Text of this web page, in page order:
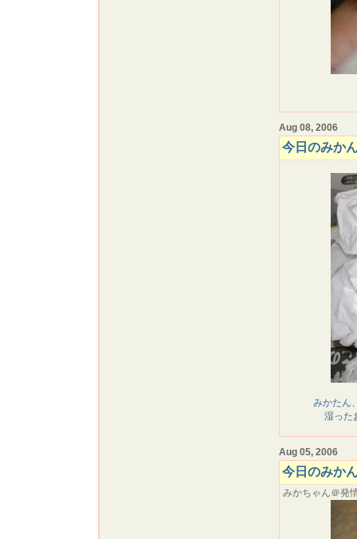
Aug 08, 2006
今日のみか
みかたん
湿った
Aug 05, 2006
今日のみか
みかちゃん＠発